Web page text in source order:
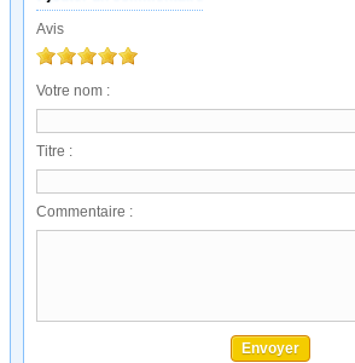
Avis
Votre nom :
Titre :
Commentaire :